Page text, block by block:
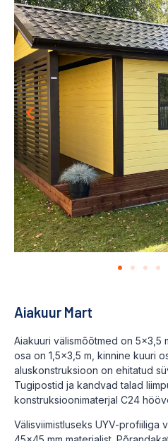
Aiakuur Mart
Aiakuuri välismõõtmed on 5×3,5
osa on 1,5×3,5 m, kinnine kuuri
aluskonstruksioon on ehitatud
Tugipostid ja kandvad talad
konstruksioonimaterjal C24
Välisviimistluseks UYV-profiiliga